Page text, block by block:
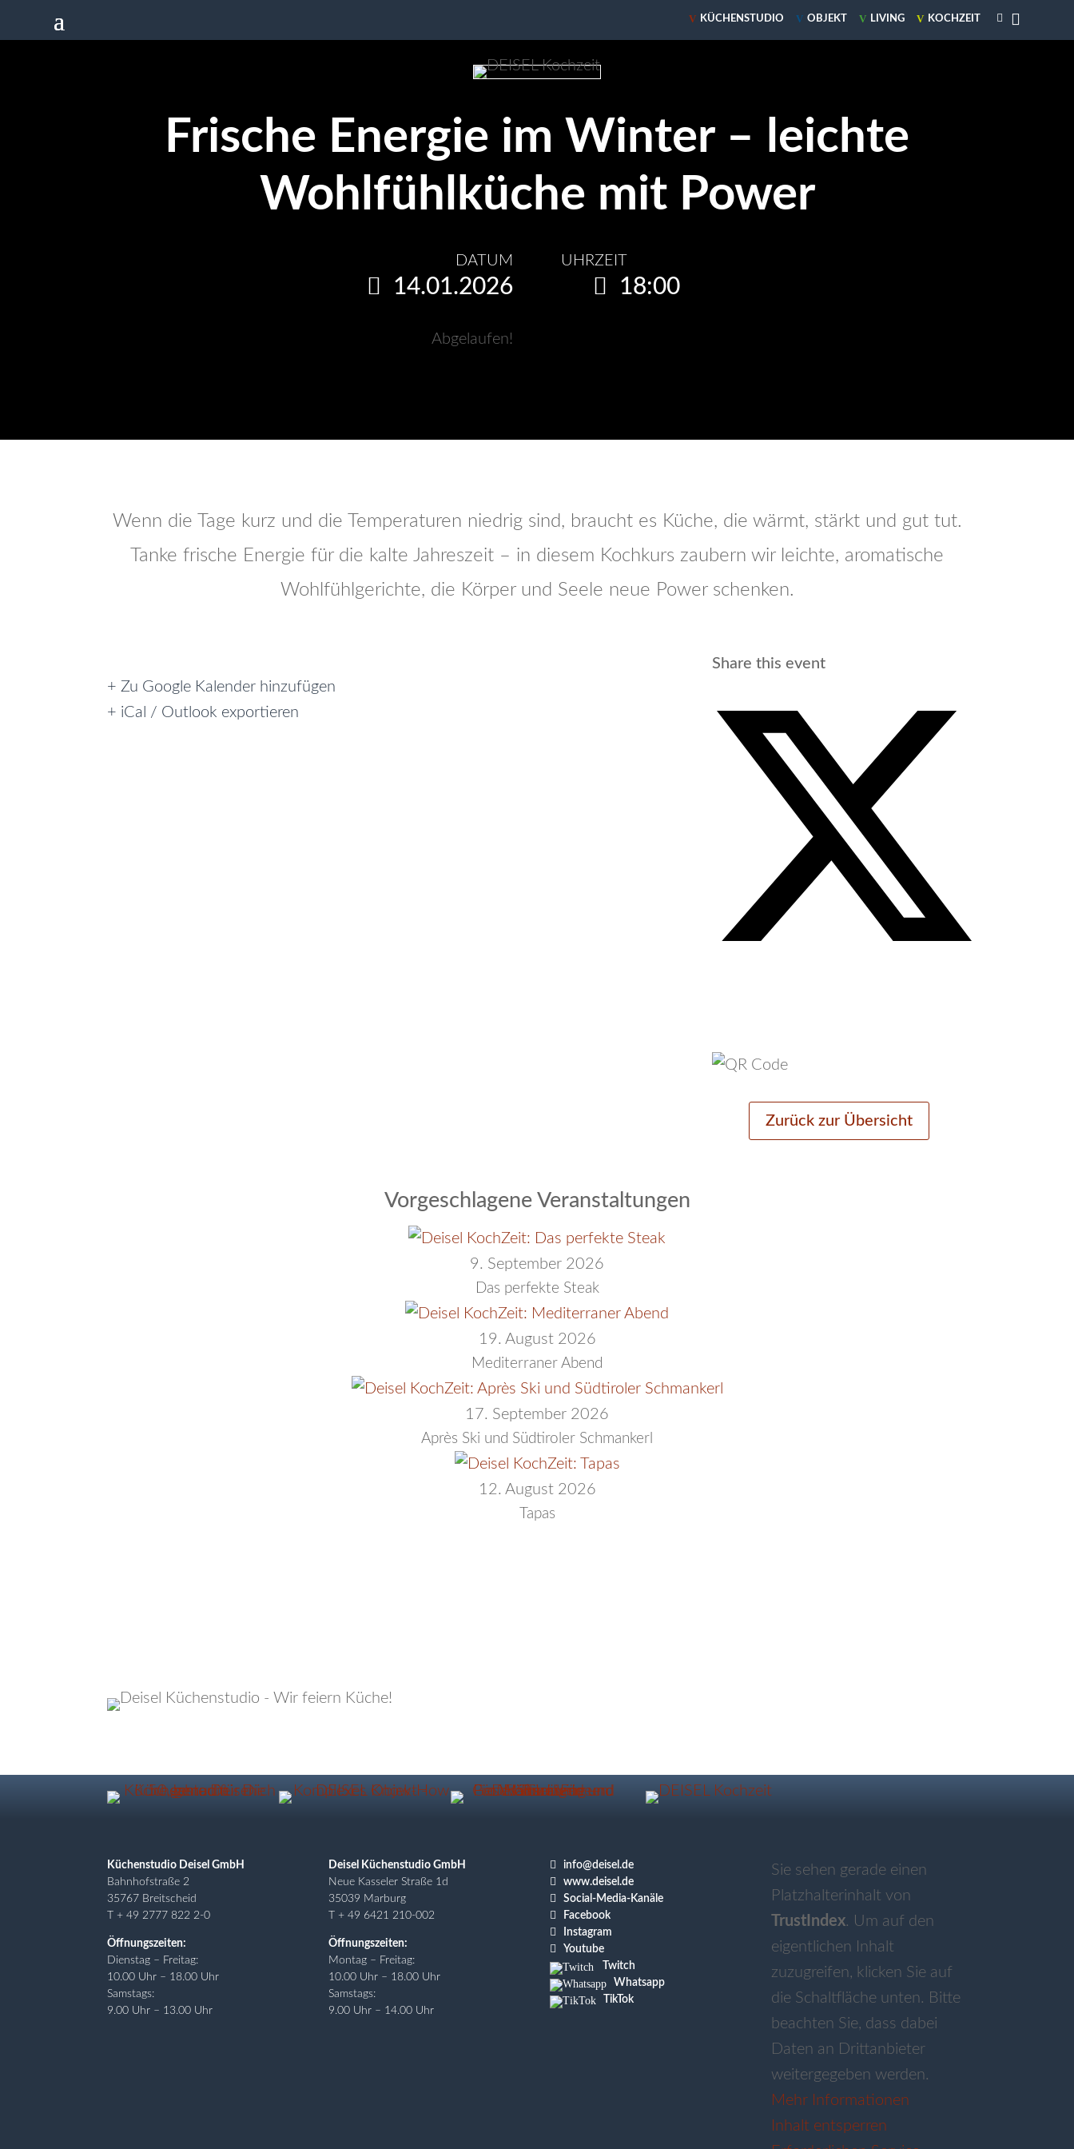
Frische Energie im Winter – leichte
Wohlfühlküche mit Power
DATUM
14.01.2026
Abgelaufen!
UHRZEIT
18:00
Wenn die Tage kurz und die Temperaturen niedrig sind, braucht es Küche, die wärmt, stärkt und gut tut.
Tanke frische Energie für die kalte Jahreszeit – in diesem Kochkurs zaubern wir leichte, aromatische
Wohlfühlgerichte, die Körper und Seele neue Power schenken.
+ Zu Google Kalender hinzufügen
+ iCal / Outlook exportieren
Share this event
Zurück zur Übersicht
Vorgeschlagene Veranstaltungen
9. September 2026
Das perfekte Steak
19. August 2026
Mediterraner Abend
17. September 2026
Après Ski und Südtiroler Schmankerl
12. August 2026
Tapas
V KÜCHENSTUDIO V OBJEKT V LIVING V KOCHZEIT 
Küchenstudio Deisel GmbH
Bahnhofstraße 2
35767 Breitscheid
T + 49 2777 822 2-0
Öffnungszeiten:
Dienstag – Freitag:
10.00 Uhr – 18.00 Uhr
Samstags:
9.00 Uhr – 13.00 Uhr
Deisel Küchenstudio GmbH
Neue Kasseler Straße 1d
35039 Marburg
T + 49 6421 210-002
Öffnungszeiten:
Montag – Freitag:
10.00 Uhr – 18.00 Uhr
Samstags:
9.00 Uhr – 14.00 Uhr
 info@deisel.de
 www.deisel.de
 Social-Media-Kanäle
 Facebook
 Instagram

Youtube
Twitch
Whatsapp
TikTok
Sie sehen gerade einen
Platzhalterinhalt von
TrustIndex. Um auf den
eigentlichen Inhalt
zuzugreifen, klicken Sie auf
die Schaltfläche unten. Bitte
beachten Sie, dass dabei
Daten an Drittanbieter
weitergegeben werden.
Mehr Informationen
Inhalt entsperren